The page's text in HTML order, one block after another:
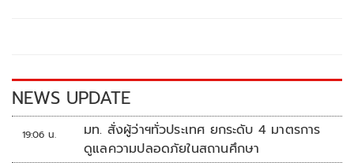
k k
NEWS UPDATE
19:06 น.
มท. สั่งผู้ว่าฯทั่วประเทศ ยกระดับ 4 มาตรการ
ดูแลความปลอดภัยในสถานศึกษา